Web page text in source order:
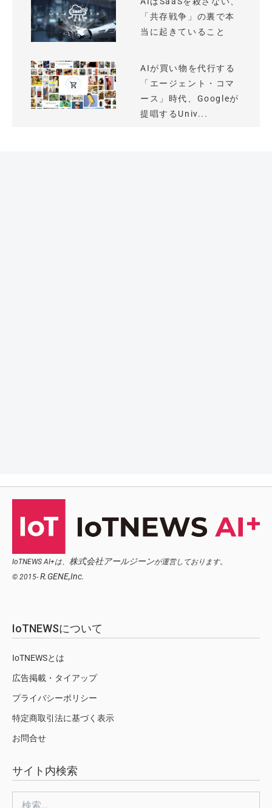
「共存戦争」の裏で本
当に起きていること
AIが買い物を代行する
「エージェント・コマ
ース」時代、Googleが
提唱するUniv...
IoTNEWS AI+は、 株式会社アールジーンが運営しております。
© 2015- R.GENE,Inc.
IoTNEWSについて
IoTNEWSとは
広告掲載・タイアップ
プライバシーポリシー
特定商取引法に基づく表示
お問合せ
サイト内検索